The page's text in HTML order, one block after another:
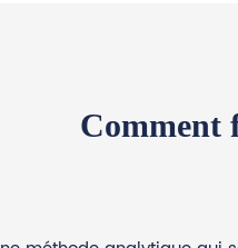
Comment